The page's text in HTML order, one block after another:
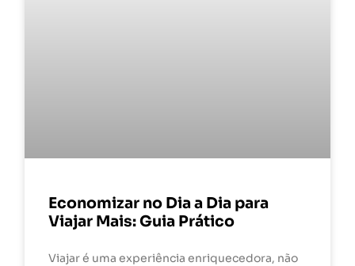
Economizar no Dia a Dia para
Viajar Mais: Guia Prático
Viajar é uma experiência enriquecedora, não